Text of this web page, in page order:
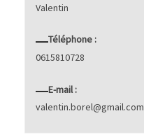
Valentin
Téléphone :
0615810728
E-mail :
valentin.borel@gmail.com